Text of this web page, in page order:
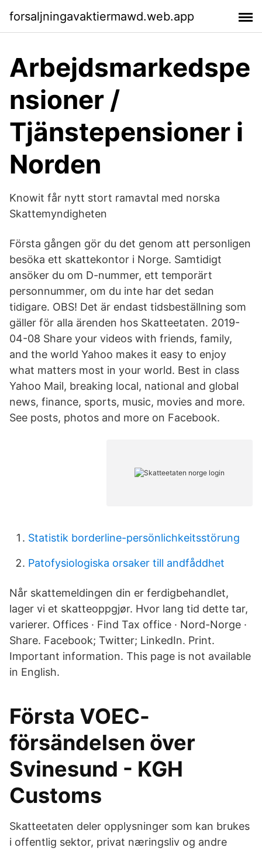
forsaljningavaktiermawd.web.app
Arbejdsmarkedspe
nsioner /
Tjänstepensioner i
Norden
Knowit får nytt stort ramavtal med norska
Skattemyndigheten
Första gången gör du det genom att personligen
besöka ett skattekontor i Norge. Samtidigt
ansöker du om D-nummer, ett temporärt
personnummer, om du inte har det sedan
tidigare. OBS! Det är endast tidsbeställning som
gäller för alla ärenden hos Skatteetaten. 2019-
04-08 Share your videos with friends, family,
and the world Yahoo makes it easy to enjoy
what matters most in your world. Best in class
Yahoo Mail, breaking local, national and global
news, finance, sports, music, movies and more.
See posts, photos and more on Facebook.
Statistik borderline-persönlichkeitsstörung
Patofysiologiska orsaker till andfåddhet
Når skattemeldingen din er ferdigbehandlet,
lager vi et skatteoppgjør. Hvor lang tid dette tar,
varierer. Offices · Find Tax office · Nord-Norge ·
Share. Facebook; Twitter; LinkedIn. Print.
Important information. This page is not available
in English.
Första VOEC-
försändelsen över
Svinesund - KGH
Customs
Skatteetaten deler opplysninger som kan brukes
i offentlig sektor, privat næringsliv og andre